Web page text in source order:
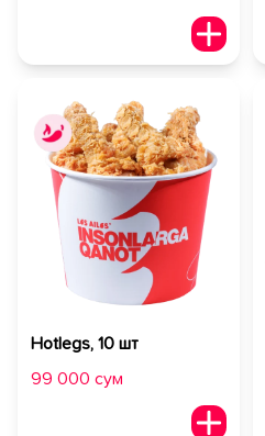
Hotlegs, 10 шт
99 000 сум